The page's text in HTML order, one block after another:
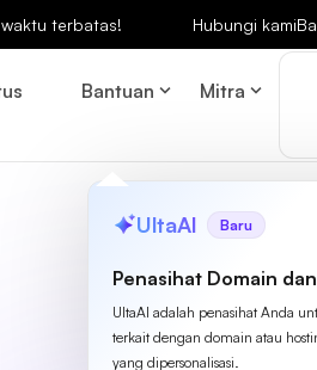
terbatas! Hubungi kami
Bantuan Mitra
UltaAI Baru
Penasihat Domain
UltaAI adalah penasihat Anda
terkait dengan domain atau
yang dipersonalisasi.